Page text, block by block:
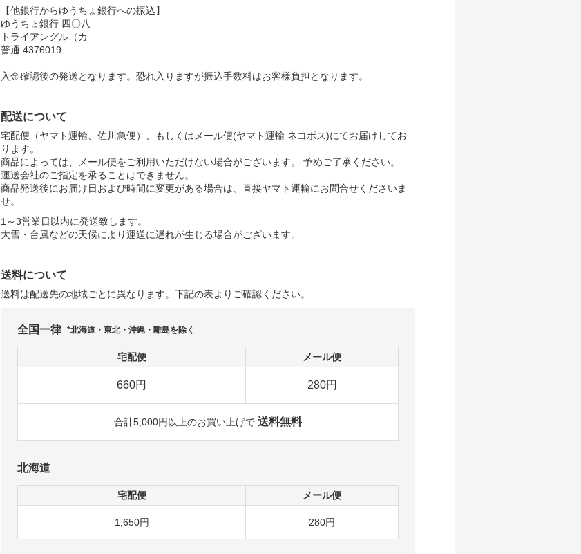
【他銀行からゆうちょ銀行への振込】
ゆうちょ銀行 四〇八
トライアングル（カ
普通 4376019
入金確認後の発送となります。恐れ入りますが振込手数料はお客様負担となります。
配送について
宅配便（ヤマト運輸、佐川急便）、もしくはメール便(ヤマト運輸 ネコポス)にてお届けしてお
ります。
商品によっては、メール便をご利用いただけない場合がございます。 予めご了承ください。
運送会社のご指定を承ることはできません。
商品発送後にお届け日および時間に変更がある場合は、直接ヤマト運輸にお問合せくださいま
せ。
1～3営業日以内に発送致します。
大雪・台風などの天候により運送に遅れが生じる場合がございます。
送料について
送料は配送先の地域ごとに異なります。下記の表よりご確認ください。
全国一律 *北海道・東北・沖縄・離島を除く
宅配便 メール便
660円 280円
合計5,000円以上のお買い上げで 送料無料
北海道
宅配便 メール便
1,650円 280円